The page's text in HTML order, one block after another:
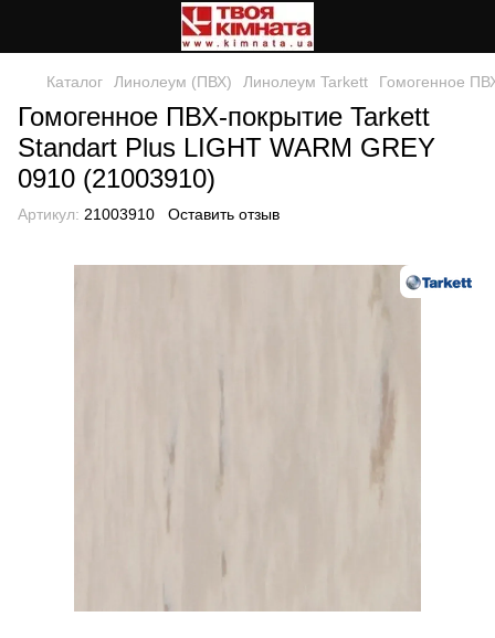
Каталог Линолеум (ПВХ) Линолеум Tarkett Гомогенное
Гомогенное ПВХ-покрытие Tarkett
Standart Plus LIGHT WARM GREY
0910 (21003910)
Артикул: 21003910 Оставить отзыв